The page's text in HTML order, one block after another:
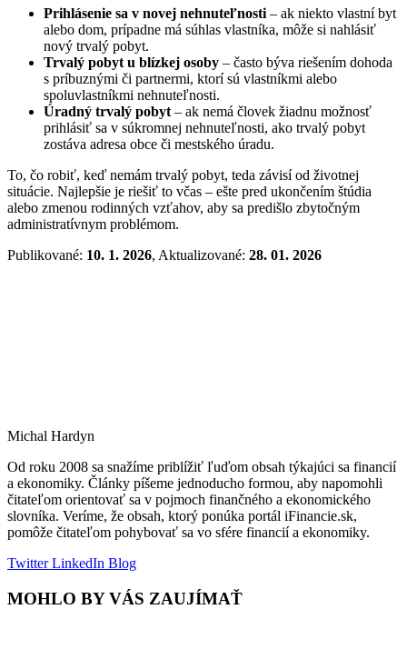
Prihlásenie sa v novej nehnuteľnosti – ak niekto vlastní byt
alebo dom, prípadne má súhlas vlastníka, môže si nahlásiť
nový trvalý pobyt.
Trvalý pobyt u blízkej osoby – často býva riešením dohoda
s príbuznými či partnermi, ktorí sú vlastníkmi alebo
spoluvlastníkmi nehnuteľnosti.
Úradný trvalý pobyt – ak nemá človek žiadnu možnosť
prihlásiť sa v súkromnej nehnuteľnosti, ako trvalý pobyt
zostáva adresa obce či mestského úradu.
To, čo robiť, keď nemám trvalý pobyt, teda závisí od životnej
situácie. Najlepšie je riešiť to včas – ešte pred ukončením štúdia
alebo zmenou rodinných vzťahov, aby sa predišlo zbytočným
administratívnym problémom.
Publikované: 10. 1. 2026, Aktualizované: 28. 01. 2026
Michal Hardyn
Od roku 2008 sa snažíme priblížiť ľuďom obsah týkajúci sa financií
a ekonomiky. Články píšeme jednoducho formou, aby napomohli
čitateľom orientovať sa v pojmoch finančného a ekonomického
slovníka. Veríme, že obsah, ktorý ponúka portál iFinancie.sk,
pomôže čitateľom pohybovať sa vo sfére financií a ekonomiky.
TwitterLinkedIn Blog
MOHLO BY VÁS ZAUJÍMAŤ